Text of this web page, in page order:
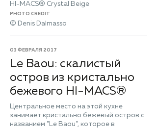
HI-MACS® Crystal Beige
PHOTO CREDIT
© Denis Dalmasso
03 ФЕВРАЛЯ 2017
Le Baou: скалистый
остров из кристально
бежевого HI-MACS®
Центральное место на этой кухне
занимает кристально бежевый остров с
названием "Le Baou", которое в